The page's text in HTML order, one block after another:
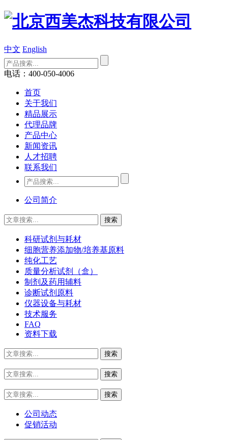
中文 English
电话：400-050-4006
首页
关于我们
精品展示
代理品牌
产品中心
新闻资讯
人才招聘
联系我们
公司简介
科研试剂与耗材
细胞营养添加物/培养基原料
纯化工艺
质量分析试剂（盒）
制剂及药用辅料
诊断试剂原料
仪器设备与耗材
技术服务
FAQ
资料下载
公司动态
促销活动